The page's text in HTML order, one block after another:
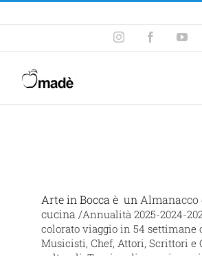
Arte in Bocca è un Almanacco
cucina /Annualità 2025-2024-
colorato viaggio in 54 settimane
Musicisti, Chef, Attori, Scrittori e